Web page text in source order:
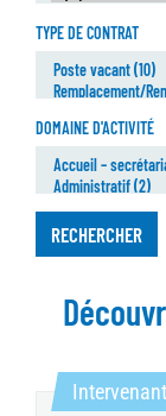
TYPE DE CONTRAT
DOMAINE D'ACTIVITÉ
RECHERCHER